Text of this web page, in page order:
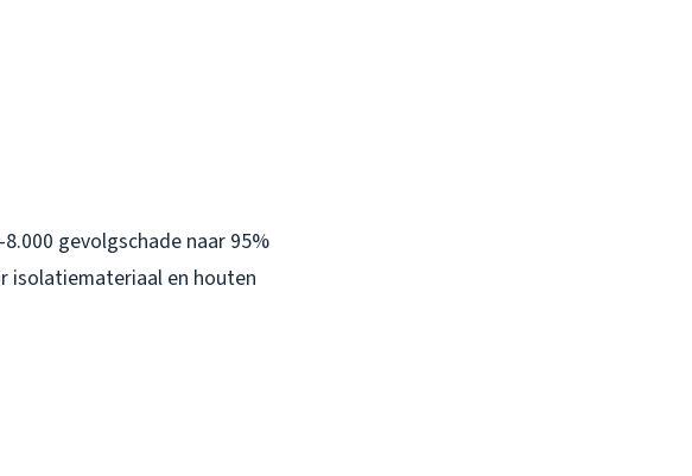
gevolgschade naar 95%
isolatiemateriaal en houten